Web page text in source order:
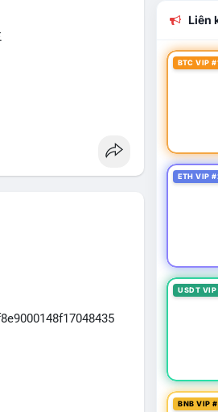
Liên
BTC VIP
ETH VIP
USDT
BNB VIP